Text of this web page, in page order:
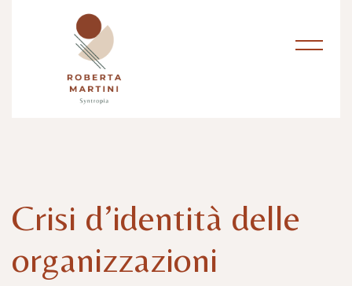
Crisi d’identità delle
organizzazioni